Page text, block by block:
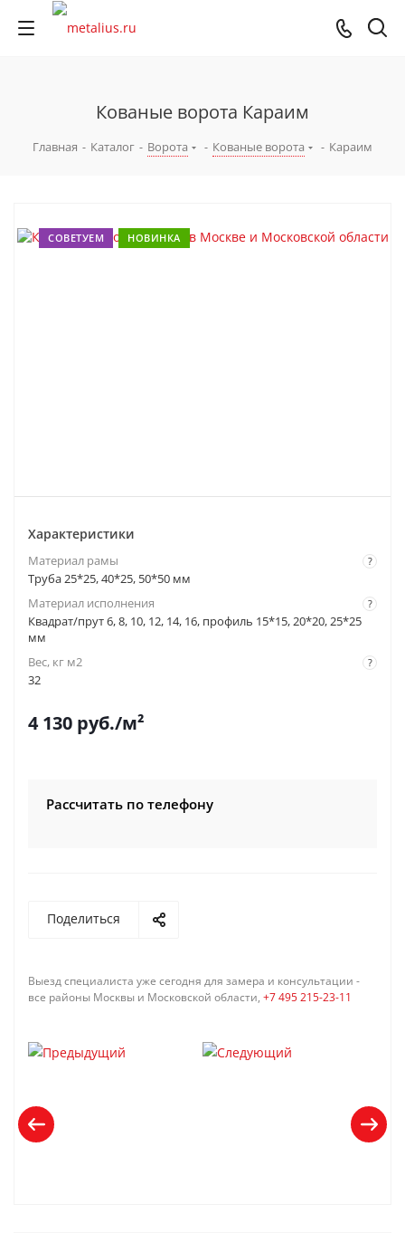
Кованые ворота Караим
Главная - Каталог - Ворота - Кованые ворота - Караим
СОВЕТУЕМ НОВИНКА
Характеристики
?
Материал рамы
Труба 25*25, 40*25, 50*50 мм
?
Материал исполнения
Квадрат/прут 6, 8, 10, 12, 14, 16, профиль 15*15, 20*20, 25*25
мм
?
Вес, кг м2
32
4 130 руб./м²
Рассчитать по телефону
Поделиться
Выезд специалиста уже сегодня для замера и консультации -
все районы Москвы и Московской области, +7 495 215-23-11